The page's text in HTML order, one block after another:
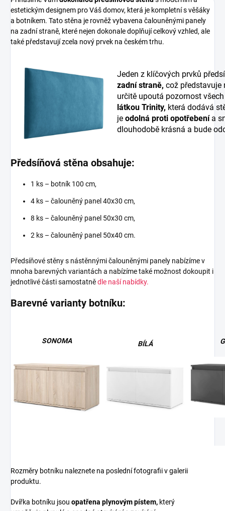
estetickým designem pro Váš domov, která je kompletní s věšáky
a botníkem. Tato stěna je rovněž vybavena čalouněnými panely
na zadní straně, které nejen dokonale doplňují celkový vzhled, ale
také představují zcela nový prvek na českém trhu.
Jeden z klíčových prvků
zadní straně, což
určitě upoutá pozornost
látkou Trinity, která dodává
je odolná proti opotřebenía
dlouhodobě krásná a bude
Předsíňová stěna obsahuje:
1 ks – botník 100 cm,
4 ks – čalouněný panel 40x30 cm,
8 ks – čalouněný panel 50x30 cm,
2 ks – čalouněný panel 50x40 cm.
Předsíňové stěny s nástěnnými čalouněnými panely nabízíme v
mnoha barevných variantách a nabízíme také možnost dokoupit i
jednotlivé části samostatnědle naší nabídky.
Barevné varianty botníku:
SONOMA BÍLÁ
Rozměry botníku naleznete na poslední fotografii v galerii
produktu.
Dvířka botníku jsou opatřena plynovým pístem, který